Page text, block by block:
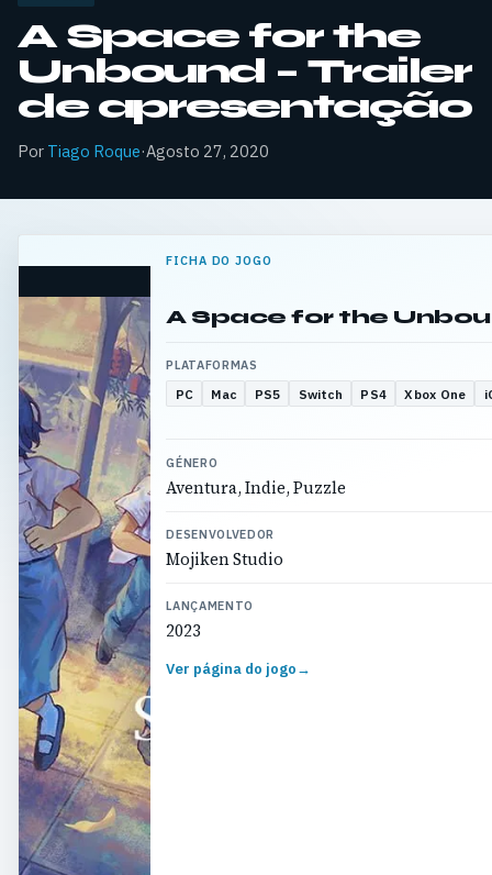
A Space for the
Unbound – Trailer
de apresentação
Por Tiago Roque·Agosto 27, 2020
FICHA DO JOGO
A Space for the
PLATAFORMAS
PC Mac PS5 Switch PS4 Xbox One
GÉNERO
Aventura, Indie, Puzzle
DESENVOLVEDOR
Mojiken Studio
LANÇAMENTO
2023
Ver página do jogo→